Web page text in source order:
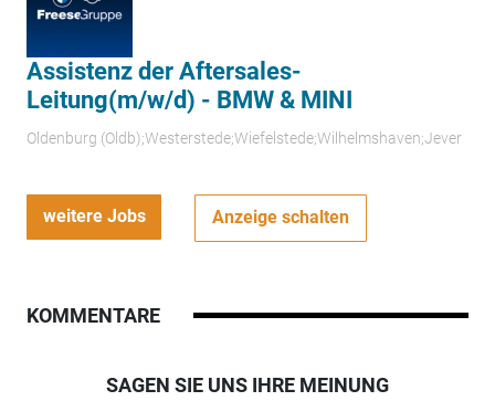
Assistenz der Aftersales-
Leitung(m/w/d) - BMW & MINI
Oldenburg (Oldb);Westerstede;Wiefelstede;Wilhelmshaven;Jever
weitere Jobs Anzeige schalten
KOMMENTARE
SAGEN SIE UNS IHRE MEINUNG